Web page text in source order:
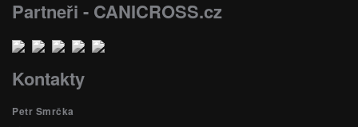
Partneři - CANICROSS.cz
Kontakty
Petr Smrčka